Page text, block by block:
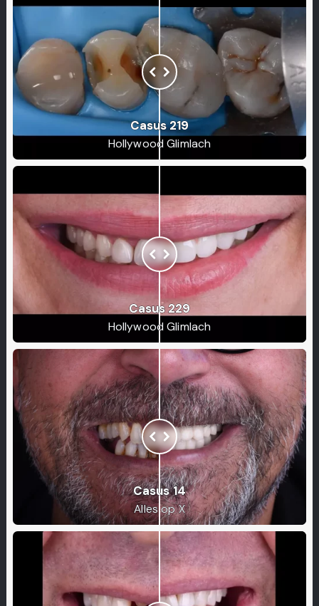
Casus 219
Hollywood Glimlach
Casus 229
Hollywood Glimlach
Casus 14
Alles op X